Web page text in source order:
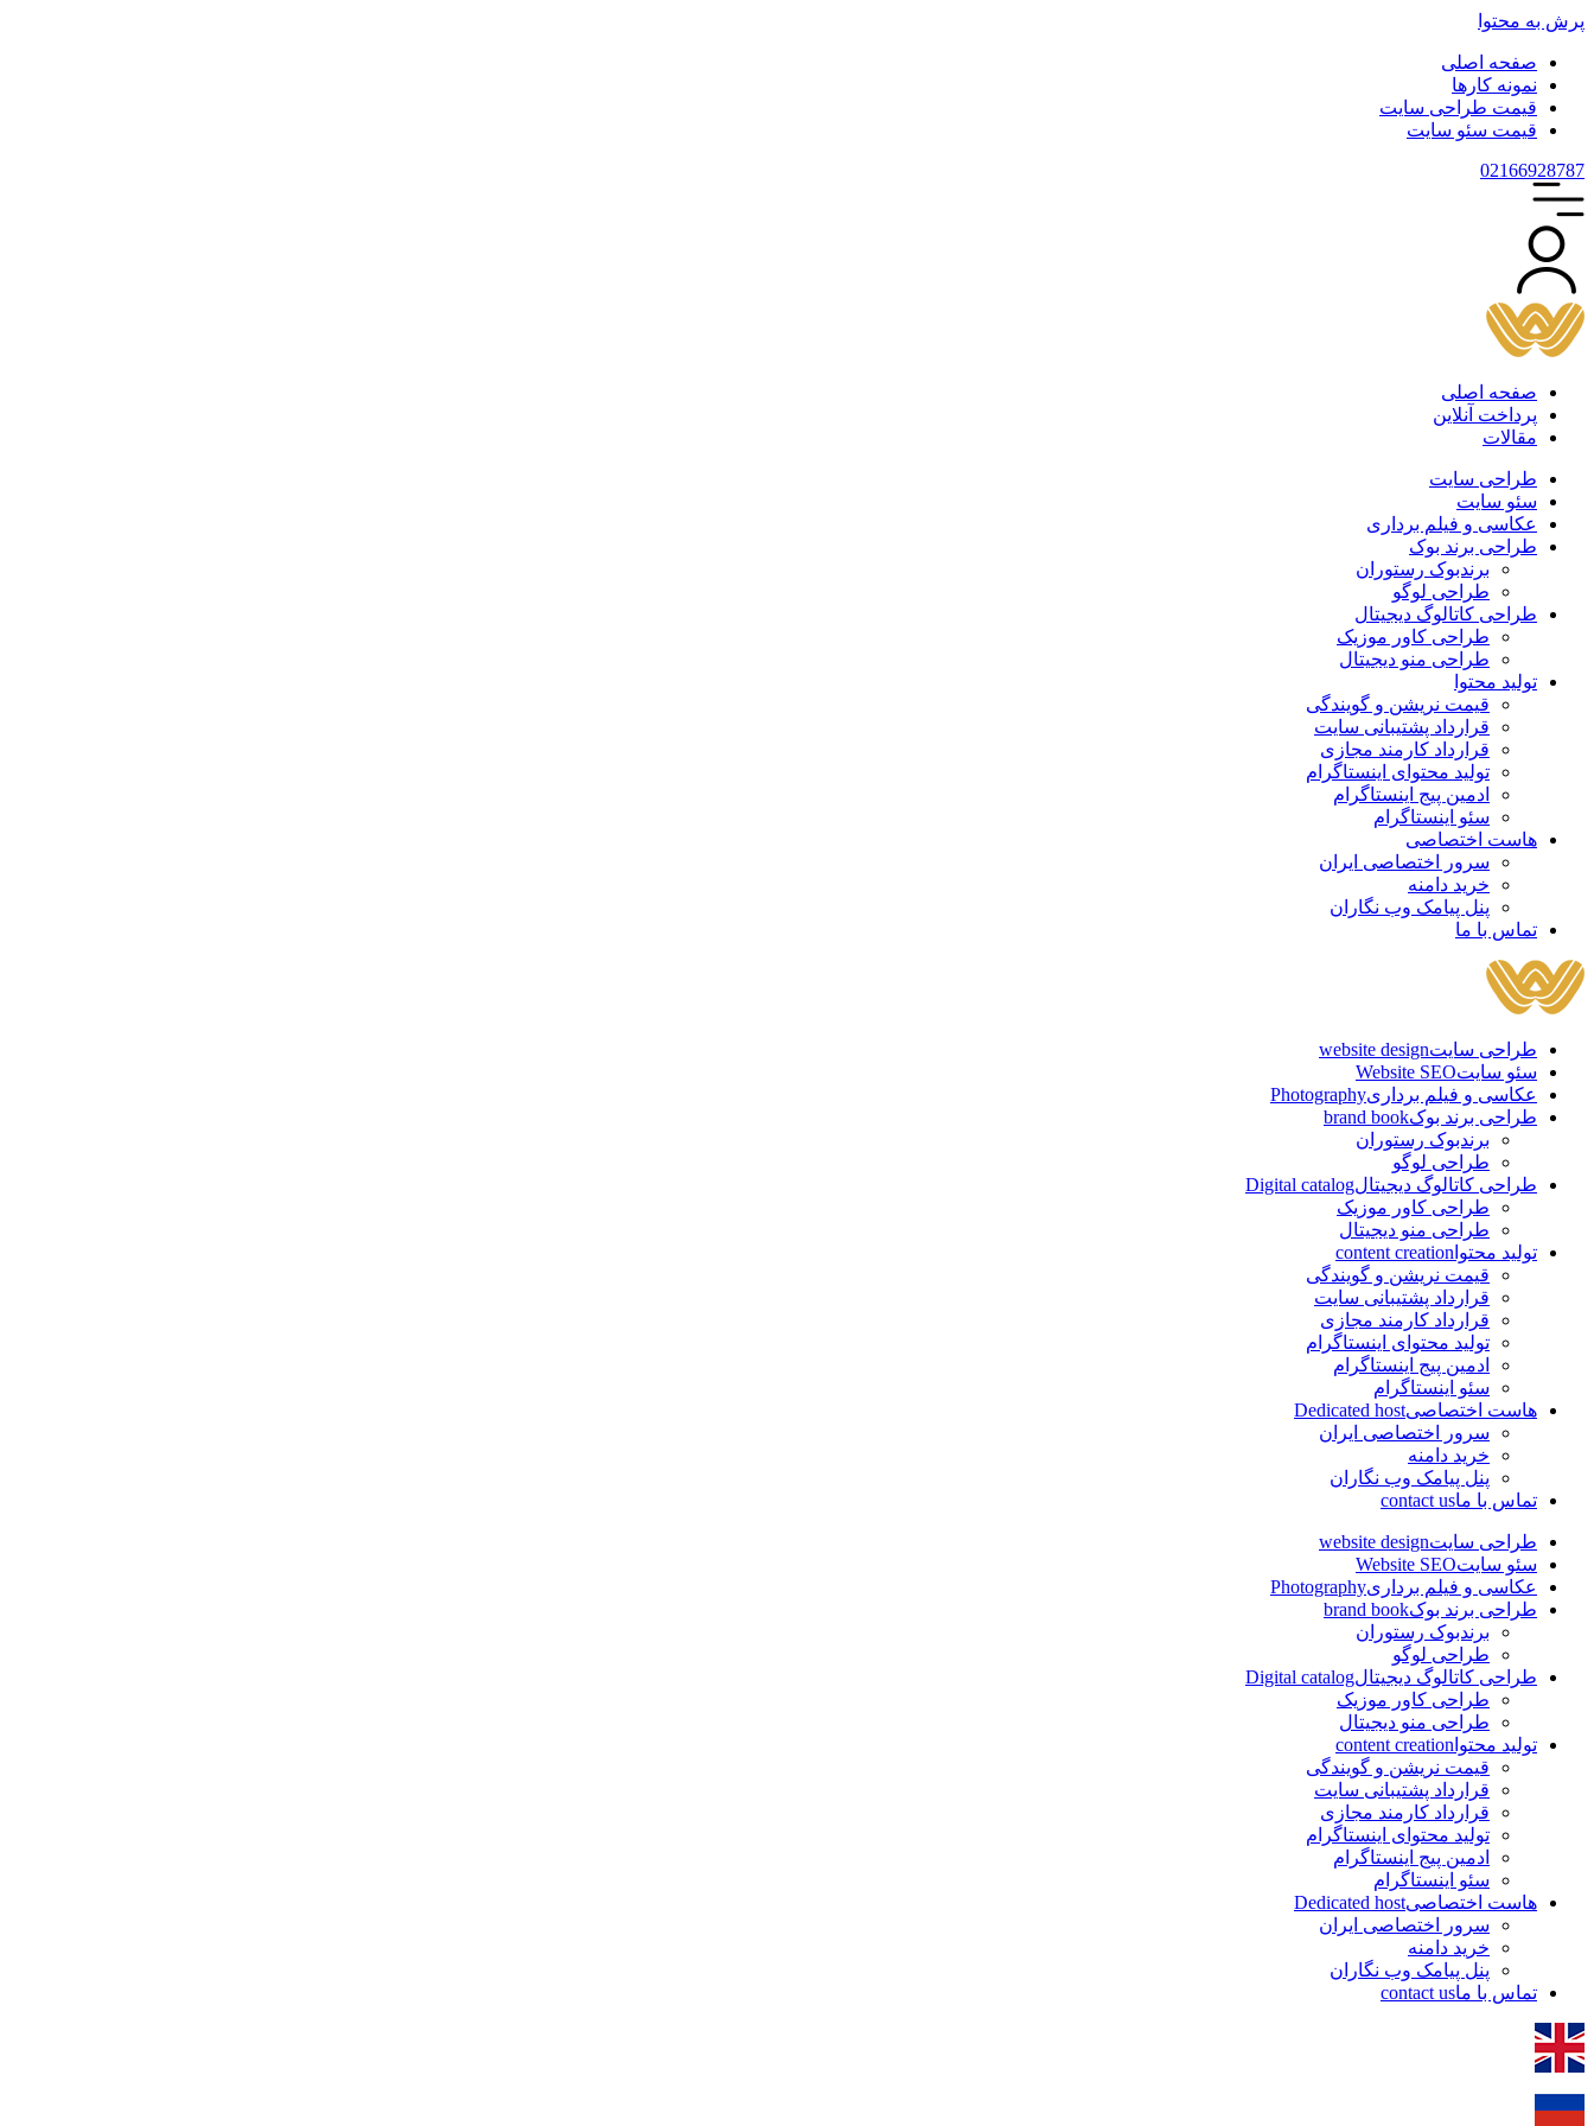
پرش به محتوا
صفحه اصلی
نمونه کارها
قیمت طراحی سایت
قیمت سئو سایت
02166928787
صفحه اصلی
پرداخت آنلاین
مقالات
طراحی سایت
سئو سایت
عکاسی و فیلم برداری
طراحی برند بوک
برندبوک رستوران
طراحی لوگو
طراحی کاتالوگ دیجیتال
طراحی کاور موزیک
طراحی منو دیجیتال
تولید محتوا
قیمت نریشن و گویندگی
قرارداد پشتیبانی سایت
قرارداد کارمند مجازی
تولید محتوای اینستاگرام
ادمین پیج اینستاگرام
سئو اینستاگرام
هاست اختصاصی
سرور اختصاصی ایران
خرید دامنه
پنل پیامک وب نگاران
تماس با ما
طراحی سایتwebsite design
سئو سایتWebsite SEO
عکاسی و فیلم برداریPhotography
طراحی برند بوکbrand book
برندبوک رستوران
طراحی لوگو
طراحی کاتالوگ دیجیتالDigital catalog
طراحی کاور موزیک
طراحی منو دیجیتال
تولید محتوا content creation
قیمت نریشن و گویندگی
قرارداد پشتیبانی سایت
قرارداد کارمند مجازی
تولید محتوای اینستاگرام
ادمین پیج اینستاگرام
سئو اینستاگرام
هاست اختصاصیDedicated host
سرور اختصاصی ایران
خرید دامنه
پنل پیامک وب نگاران
تماس با ماcontact us
طراحی سایتwebsite design
سئو سایتWebsite SEO
عکاسی و فیلم برداریPhotography
طراحی برند بوکbrand book
برندبوک رستوران
طراحی لوگو
طراحی کاتالوگ دیجیتالDigital catalog
طراحی کاور موزیک
طراحی منو دیجیتال
تولید محتوا content creation
قیمت نریشن و گویندگی
قرارداد پشتیبانی سایت
قرارداد کارمند مجازی
تولید محتوای اینستاگرام
ادمین پیج اینستاگرام
سئو اینستاگرام
هاست اختصاصیDedicated host
سرور اختصاصی ایران
خرید دامنه
پنل پیامک وب نگاران
تماس با ماcontact us